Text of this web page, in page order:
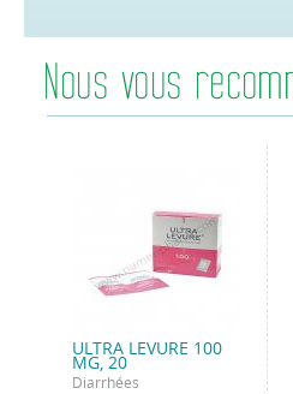
ULTRA LEVURE 100
MG, 20
Diarrhées